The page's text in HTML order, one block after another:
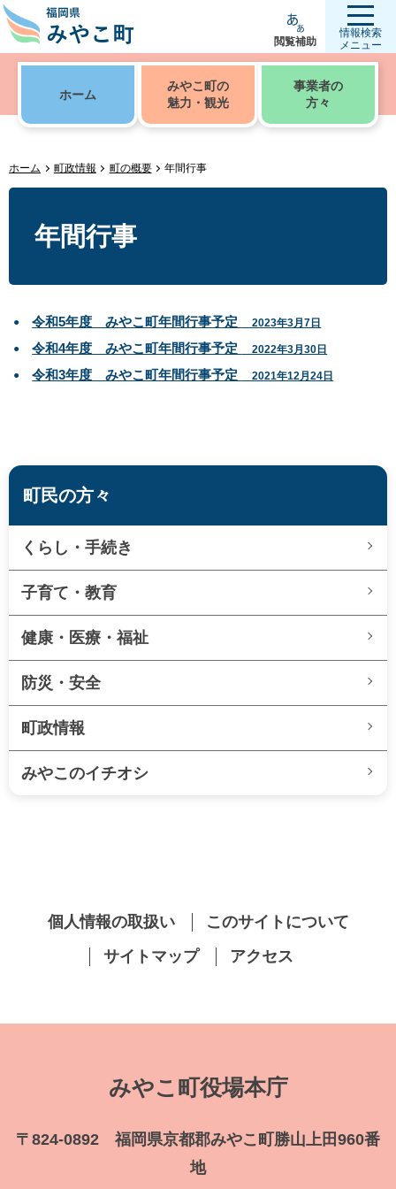
閲覧補助
情報検索
メニュー
ホーム
みやこ町の
魅力・観光
事業者の
方々
ホーム 町政情報 町の概要 年間行事
年間行事
令和5年度 みやこ町年間行事予定 2023年3月7日
令和4年度 みやこ町年間行事予定 2022年3月30日
令和3年度 みやこ町年間行事予定 2021年12月24日
町民の方々
くらし・手続き
子育て・教育
健康・医療・福祉
防災・安全
町政情報
みやこのイチオシ
個人情報の取扱い
このサイトについて
サイトマップ
アクセス
みやこ町役場本庁
〒824-0892 福岡県京都郡みやこ町勝山上田960番
地